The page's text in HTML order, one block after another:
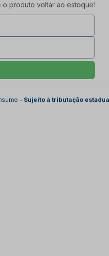
o produto voltar ao estoque!
- Sujeito à tributação